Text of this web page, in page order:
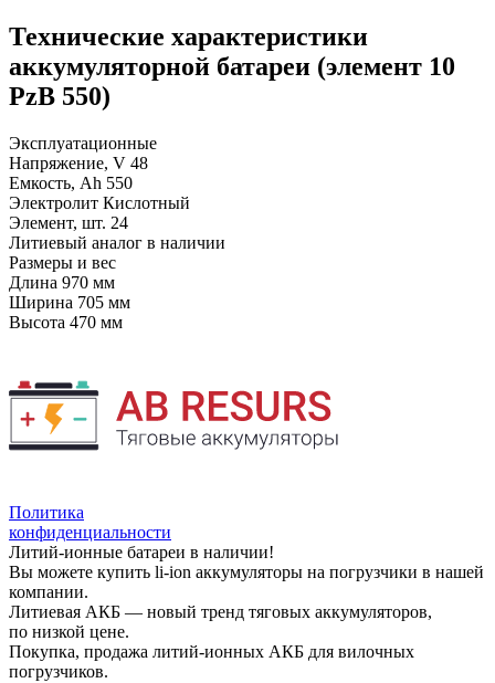
Технические характеристики
аккумуляторной батареи (элемент 10
PzB 550)
Эксплуатационные
Напряжение, V 48
Емкость, Ah 550
Электролит Кислотный
Элемент, шт. 24
Литиевый аналог в наличии
Размеры и вес
Длина 970 мм
Ширина 705 мм
Высота 470 мм
Политика
конфиденциальности
Литий-ионные батареи в наличии!
Вы можете купить li-ion аккумуляторы на погрузчики в нашей
компании.
Литиевая АКБ — новый тренд тяговых аккумуляторов,
по низкой цене.
Покупка, продажа литий-ионных АКБ для вилочных
погрузчиков.